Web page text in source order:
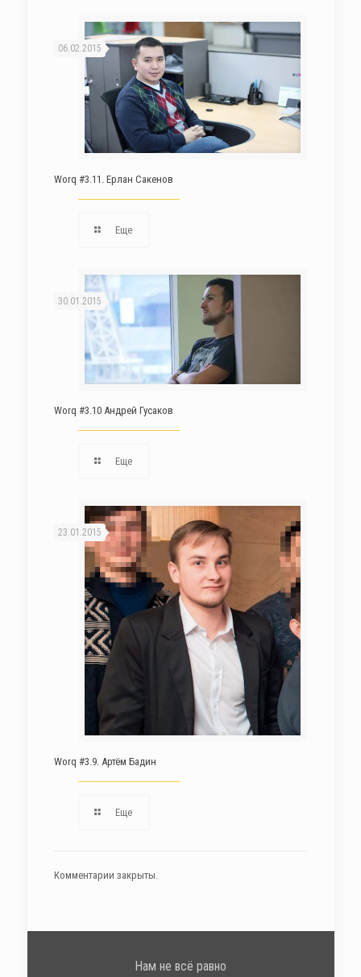
06.02.2015
Worq #3.11. Ерлан Сакенов
Еще
30.01.2015
Worq #3.10 Андрей Гусаков
Еще
23.01.2015
Worq #3.9. Артём Бадин
Еще
Комментарии закрыты.
Нам не всё равно